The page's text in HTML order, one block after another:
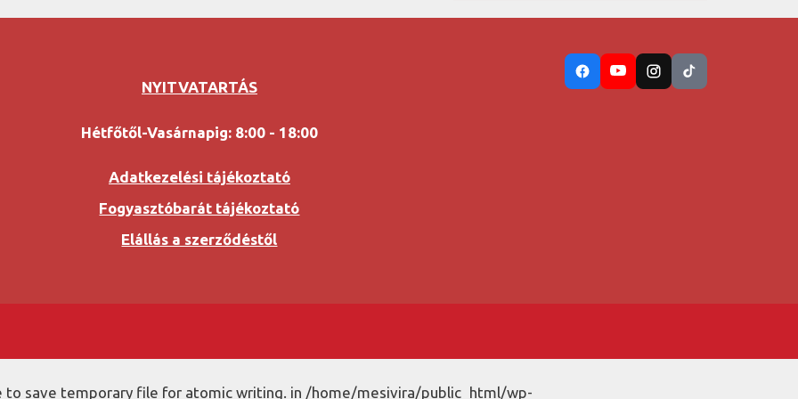
NYITVATARTÁS
Hétfőtől-Vasárnapig: 8:00 - 18:00
Adatkezelési tájékoztató
Fogyasztóbarát tájékoztató
Elállás a szerződéstől
to save temporary file for atomic writing. in /home/mesivira/public_html/wp-